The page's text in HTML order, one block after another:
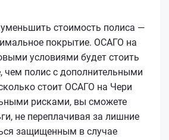
стоимость полиса —
покрытие. ОСАГО на
условиями будет стоить
чем полис с дополнительными
стоит ОСАГО на Чери
рисками, вы сможете
не переплачивая за лишние
защищенным в случае